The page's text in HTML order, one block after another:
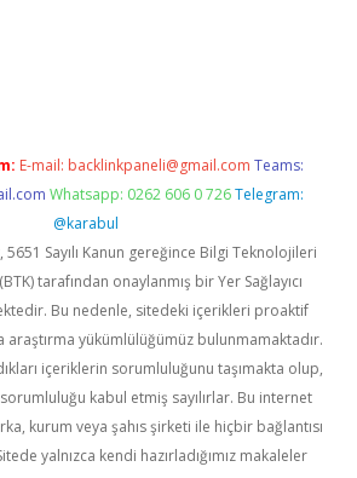
E-mail: backlinkpaneli@gmail.com Teams:
Whatsapp: 0262 606 0 726 Telegram:
@karabul
5651 Sayılı Kanun gereğince Bilgi Teknolojileri
tarafından onaylanmış bir Yer Sağlayıcı
Bu nedenle, sitedeki içerikleri proaktif
yükümlülüğümüz bulunmamaktadır.
içeriklerin sorumluluğunu taşımakta olup,
kabul etmiş sayılırlar. Bu internet
kurum veya şahıs şirketi ile hiçbir bağlantısı
yalnızca kendi hazırladığımız makaleler